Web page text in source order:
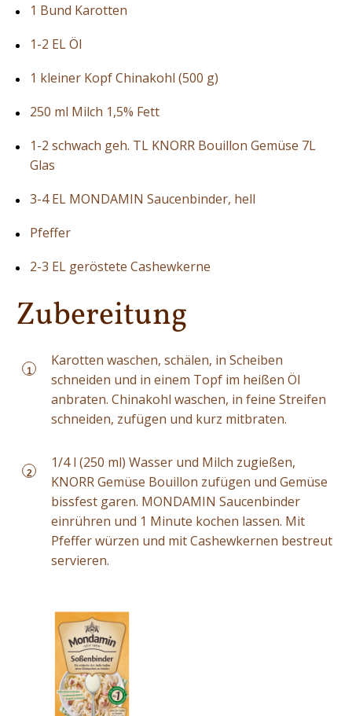
1 Bund Karotten
1-2 EL Öl
1 kleiner Kopf Chinakohl (500 g)
250 ml Milch 1,5% Fett
1-2 schwach geh. TL KNORR Bouillon Gemüse 7L
Glas
3-4 EL MONDAMIN Saucenbinder, hell
Pfeffer
2-3 EL geröstete Cashewkerne
Zubereitung
1
Karotten waschen, schälen, in Scheiben
schneiden und in einem Topf im heißen Öl
anbraten. Chinakohl waschen, in feine Streifen
schneiden, zufügen und kurz mitbraten.
2
1/4 l (250 ml) Wasser und Milch zugießen,
KNORR Gemüse Bouillon zufügen und Gemüse
bissfest garen. MONDAMIN Saucenbinder
einrühren und 1 Minute kochen lassen. Mit
Pfeffer würzen und mit Cashewkernen bestreut
servieren.